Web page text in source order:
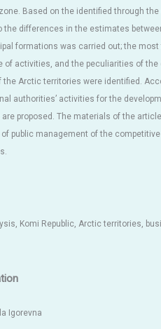
Based on the identified through
the differences in the estimates
formations was carried out; the
of activities, and the peculiarities of
the Arctic territories were identified.
authorities’ activities for the
are proposed. The materials of the
public management of the
Komi Republic, Arctic territories,
Igorevna